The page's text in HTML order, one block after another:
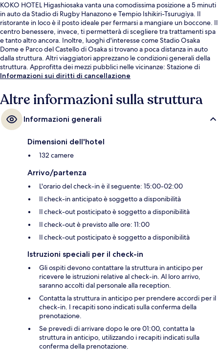
KOKO HOTEL Higashiosaka vanta una comodissima posizione a 5 minuti
in auto da Stadio di Rugby Hanazono e Tempio Ishikiri-Tsurugiya. Il
ristorante in loco è il posto ideale per fermarsi a mangiare un boccone. Il
centro benessere, invece, ti permetterà di scegliere tra trattamenti spa
e tanto altro ancora. Inoltre, luoghi d'interesse come Stadio Osaka
Dome e Parco del Castello di Osaka si trovano a poca distanza in auto
dalla struttura. Altri viaggiatori apprezzano le condizioni generali della
struttura. Approfitta dei mezzi pubblici nelle vicinanze: Stazione di
Nagata è a 2 min e Stazione di Aramoto a 14 min a piedi.
Informazioni sui diritti di cancellazione
Altre informazioni sulla struttura
Informazioni generali
Dimensioni dell'hotel
132 camere
Arrivo/partenza
L'orario del check-in è il seguente: 15:00-02:00
Il check-in anticipato è soggetto a disponibilità
Il check-out posticipato è soggetto a disponibilità
Il check-out è previsto alle ore: 11:00
Il check-out posticipato è soggetto a disponibilità
Istruzioni speciali per il check-in
Gli ospiti devono contattare la struttura in anticipo per
ricevere le istruzioni relative al check-in. Al loro arrivo,
saranno accolti dal personale alla reception.
Contatta la struttura in anticipo per prendere accordi per il
check-in. I recapiti sono indicati sulla conferma della
prenotazione.
Se prevedi di arrivare dopo le ore 01:00, contatta la
struttura in anticipo, utilizzando i recapiti indicati sulla
conferma della prenotazione.